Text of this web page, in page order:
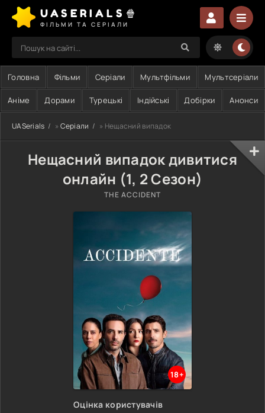
UASERIALS🍿
ФІЛЬМИ ТА СЕРІАЛИ
Головна Фільми Серіали Мультфільми Мультсеріали
Аніме Дорами Турецькі Індійські Добірки Анонси
UASerials » Серіали » Нещасний випадок
Нещасний випадок дивитися
онлайн (1, 2 Сезон)
THE ACCIDENT
18+
Оцінка користувачів